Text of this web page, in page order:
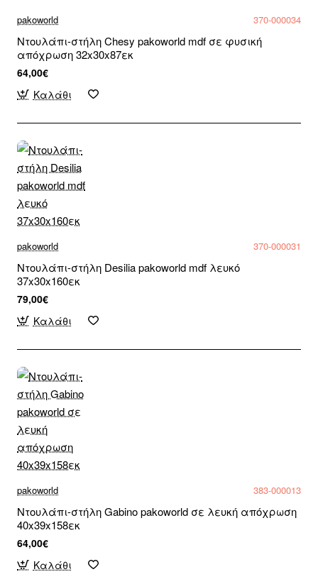
pakoworld 370-000034
Ντουλάπι-στήλη Chesy pakoworld mdf σε φυσική
απόχρωση 32x30x87εκ
64,00€
Καλάθι
pakoworld 370-000031
Ντουλάπι-στήλη Desilia pakoworld mdf λευκό
37x30x160εκ
79,00€
Καλάθι
pakoworld 383-000013
Ντουλάπι-στήλη Gabino pakoworld σε λευκή απόχρωση
40x39x158εκ
64,00€
Καλάθι